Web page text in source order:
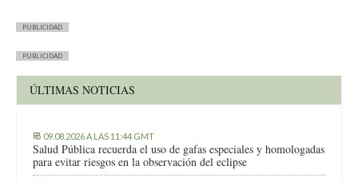
PUBLICIDAD
PUBLICIDAD
ÚLTIMAS NOTICIAS
09.08.2026 A LAS 11:44 GMT
Salud Pública recuerda el uso de gafas especiales y homologadas
para evitar riesgos en la observación del eclipse